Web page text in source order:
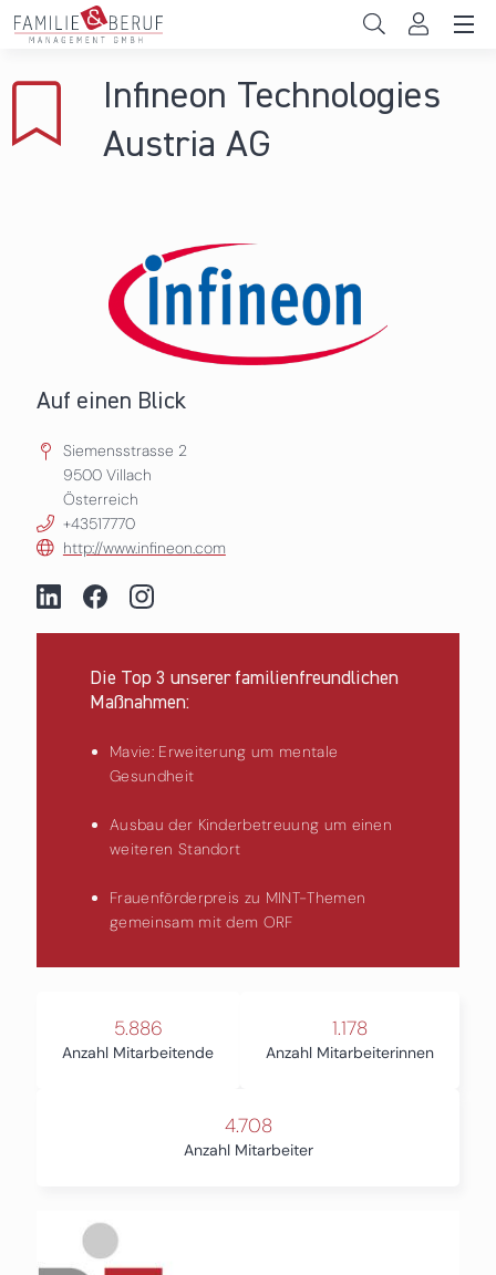
Direkt zum Inhalt
Gemeinden
News & Events
Infineon Technologies
Austria AG
Auf einen Blick
Siemensstrasse 2
9500 Villach
Österreich
+43517770
http://www.infineon.com
Die Top 3 unserer familienfreundlichen
Maßnahmen:
Mavie: Erweiterung um mentale
Gesundheit
Ausbau der Kinderbetreuung um einen
weiteren Standort
Frauenförderpreis zu MINT-Themen
gemeinsam mit dem ORF
5.886
Anzahl Mitarbeitende
1.178
Anzahl Mitarbeiterinnen
4.708
Anzahl Mitarbeiter